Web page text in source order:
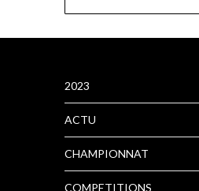
2023
ACTU
CHAMPIONNAT
COMPETITIONS